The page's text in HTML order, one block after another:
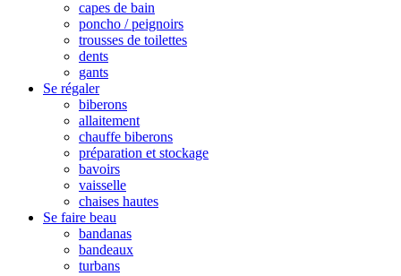
capes de bain
poncho / peignoirs
trousses de toilettes
dents
gants
Se régaler
biberons
allaitement
chauffe biberons
préparation et stockage
bavoirs
vaisselle
chaises hautes
Se faire beau
bandanas
bandeaux
turbans